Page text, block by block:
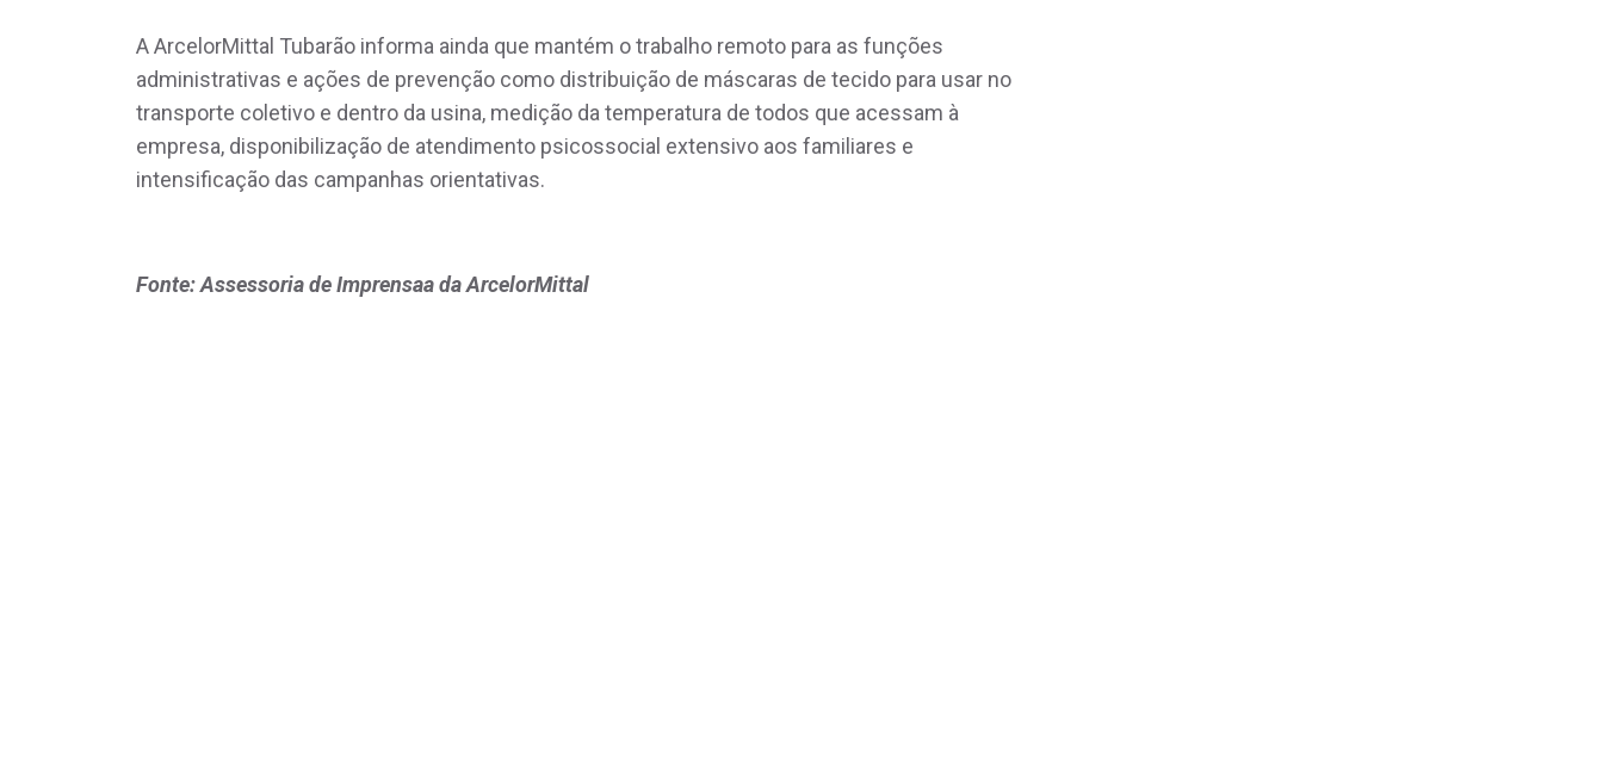
A ArcelorMittal Tubarão informa ainda que mantém o trabalho remoto para as funções
administrativas e ações de prevenção como distribuição de máscaras de tecido para usar no
transporte coletivo e dentro da usina, medição da temperatura de todos que acessam à
empresa, disponibilização de atendimento psicossocial extensivo aos familiares e
intensificação das campanhas orientativas.
Fonte: Assessoria de Imprensaa da ArcelorMittal